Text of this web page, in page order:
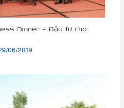
Dinner – Đầu tư cho
06/2019